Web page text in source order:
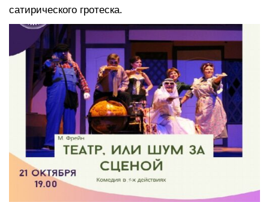
сатирического гротеска.